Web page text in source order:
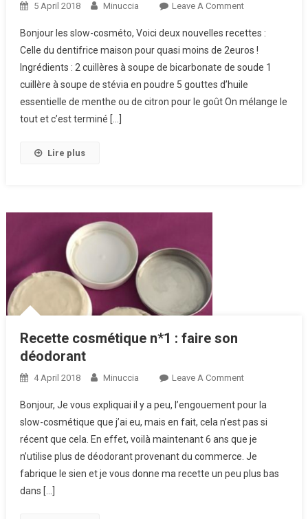
5 April 2018 Minuccia Leave A CommentOn Recette
Cosmétique
N*2 Et 3 :
Dentifrice Et
Shampoing
Sec + No-
Bonjour les slow-cosméto, Voici deux nouvelles recettes :
Celle du dentifrice maison pour quasi moins de 2euros !
Ingrédients : 2 cuillères à soupe de bicarbonate de soude 1
cuillère à soupe de stévia en poudre 5 gouttes d’huile
essentielle de menthe ou de citron pour le goût On mélange le
tout et c’est terminé […]
Lire plus
Recette cosmétique n*1 : faire son
déodorant
4 April 2018 Minuccia Leave A CommentOn Recette
N*1 : Faire
Son
Déodorant
Bonjour, Je vous expliquai il y a peu, l’engouement pour la
slow-cosmétique que j’ai eu, mais en fait, cela n’est pas si
récent que cela. En effet, voilà maintenant 6 ans que je
n’utilise plus de déodorant provenant du commerce. Je
fabrique le sien et je vous donne ma recette un peu plus bas
dans […]